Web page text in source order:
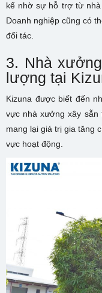
kể nhờ sự hỗ trợ từ nhà
Doanh nghiệp cũng có
đối tác.
3. Nhà
lượng tại
Kizuna được biết đến
vực nhà xưởng xây sẵn
mang lại giá trị gia tăng
vực hoạt động.